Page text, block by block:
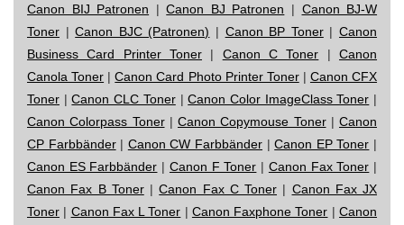
Canon BIJ Patronen |Canon BJ Patronen | Canon BJ-W
Toner |Canon BJC (Patronen) | Canon BP Toner|Canon
Business Card Printer Toner | Canon C Toner |Canon
Canola Toner |Canon Card Photo Printer Toner| Canon CFX
Toner |Canon CLC Toner|Canon Color ImageClass Toner |
Canon Colorpass Toner| Canon Copymouse Toner| Canon
CP Farbbänder| Canon CW Farbbänder |Canon EP Toner |
Canon ES Farbbänder | Canon F Toner | Canon Fax Toner |
Canon Fax B Toner|Canon Fax C Toner | Canon Fax JX
Toner | Canon Fax L Toner | Canon Faxphone Toner |Canon